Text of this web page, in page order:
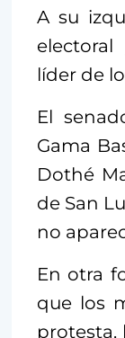
A su
líder de
El
Gama
Dothé
de San
no
En otra
que los
protesta,